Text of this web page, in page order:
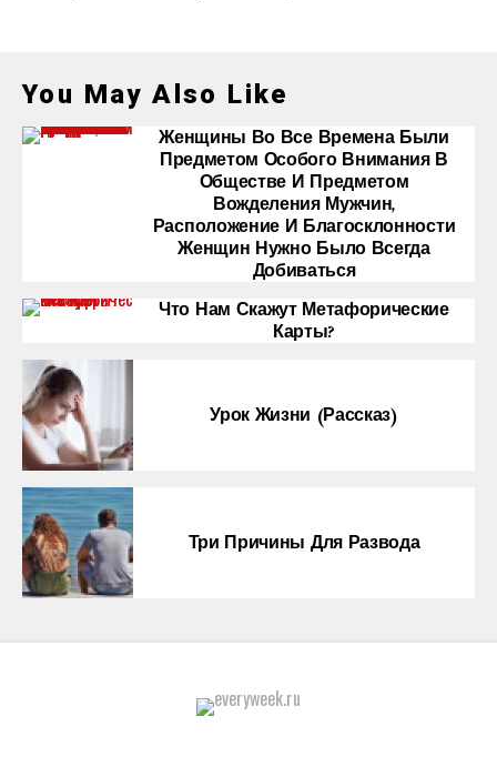
You May Also Like
Женщины Во Все Времена Были
Предметом Особого Внимания В
Обществе И Предметом
Вожделения Мужчин,
Расположение И Благосклонности
Женщин Нужно Было Всегда
Добиваться
Что Нам Скажут Метафорические
Карты?
Урок Жизни (рассказ)
Три Причины Для Развода